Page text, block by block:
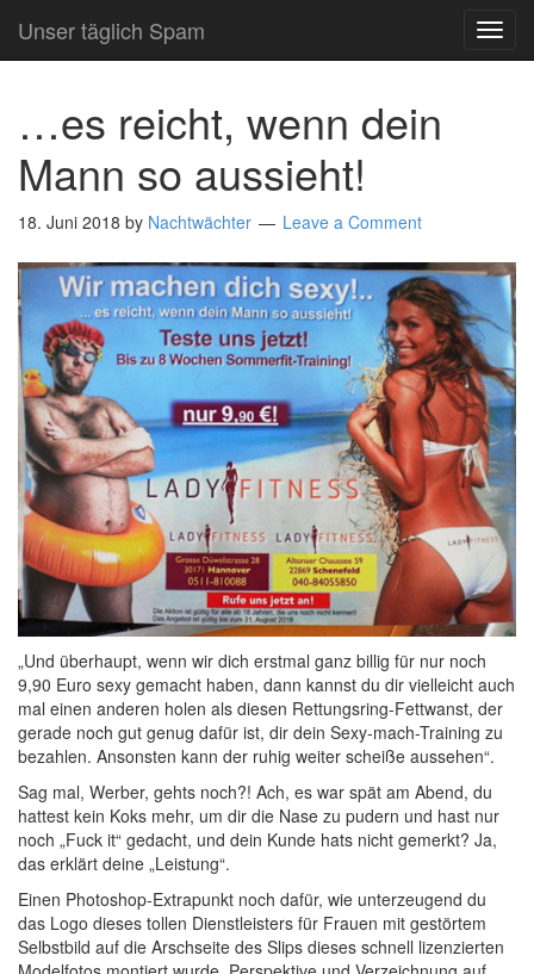
Unser täglich Spam
…es reicht, wenn dein
Mann so aussieht!
18. Juni 2018 by Nachtwächter Leave a Comment
„Und überhaupt, wenn wir dich erstmal ganz billig für nur noch
9,90 Euro sexy gemacht haben, dann kannst du dir vielleicht auch
mal einen anderen holen als diesen Rettungsring-Fettwanst, der
gerade noch gut genug dafür ist, dir dein Sexy-mach-Training zu
bezahlen. Ansonsten kann der ruhig weiter scheiße aussehen“.
Sag mal, Werber, gehts noch?! Ach, es war spät am Abend, du
hattest kein Koks mehr, um dir die Nase zu pudern und hast nur
noch „Fuck it“ gedacht, und dein Kunde hats nicht gemerkt? Ja,
das erklärt deine „Leistung“.
Einen Photoshop-Extrapunkt noch dafür, wie unterzeugend du
das Logo dieses tollen Dienstleisters für Frauen mit gestörtem
Selbstbild auf die Arschseite des Slips dieses schnell lizenzierten